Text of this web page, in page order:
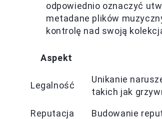
odpowiednio oznaczyć
metadane plików
kontrolę nad swoją
Aspekt
Legalność
Unikanie
takich jak
Reputacja
Budowanie